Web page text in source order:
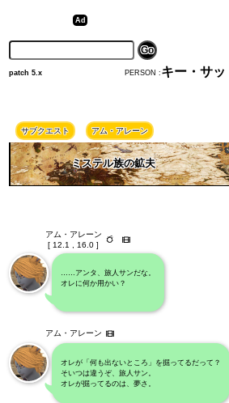
PERSON : キー・サッ
patch 5.x
サブクエスト アム・アレーン
ミステル族の鉱夫
アム・アレーン
[ 12.1 , 16.0 ]
……アンタ、旅人サンだな。
オレに何か用かい？
アム・アレーン
オレが「何も出ないところ」を掘ってるだって？
そいつは違うぞ、旅人サン。
オレが掘ってるのは、夢さ。